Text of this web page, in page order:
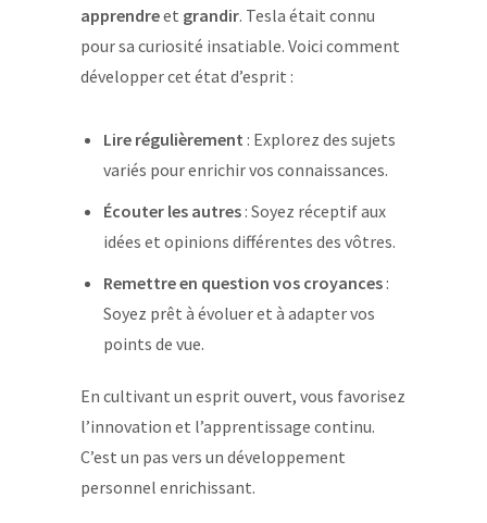
apprendreet grandir. Tesla était connu
pour sa curiosité insatiable. Voici comment
développer cet état d’esprit :
Lire régulièrement : Explorez des sujets
variés pour enrichir vos connaissances.
Écouter les autres: Soyez réceptif aux
idées et opinions différentes des vôtres.
Remettre en question vos croyances:
Soyez prêt à évoluer et à adapter vos
points de vue.
En cultivant un esprit ouvert, vous favorisez
l’innovation et l’apprentissage continu.
C’est un pas vers un développement
personnel enrichissant.